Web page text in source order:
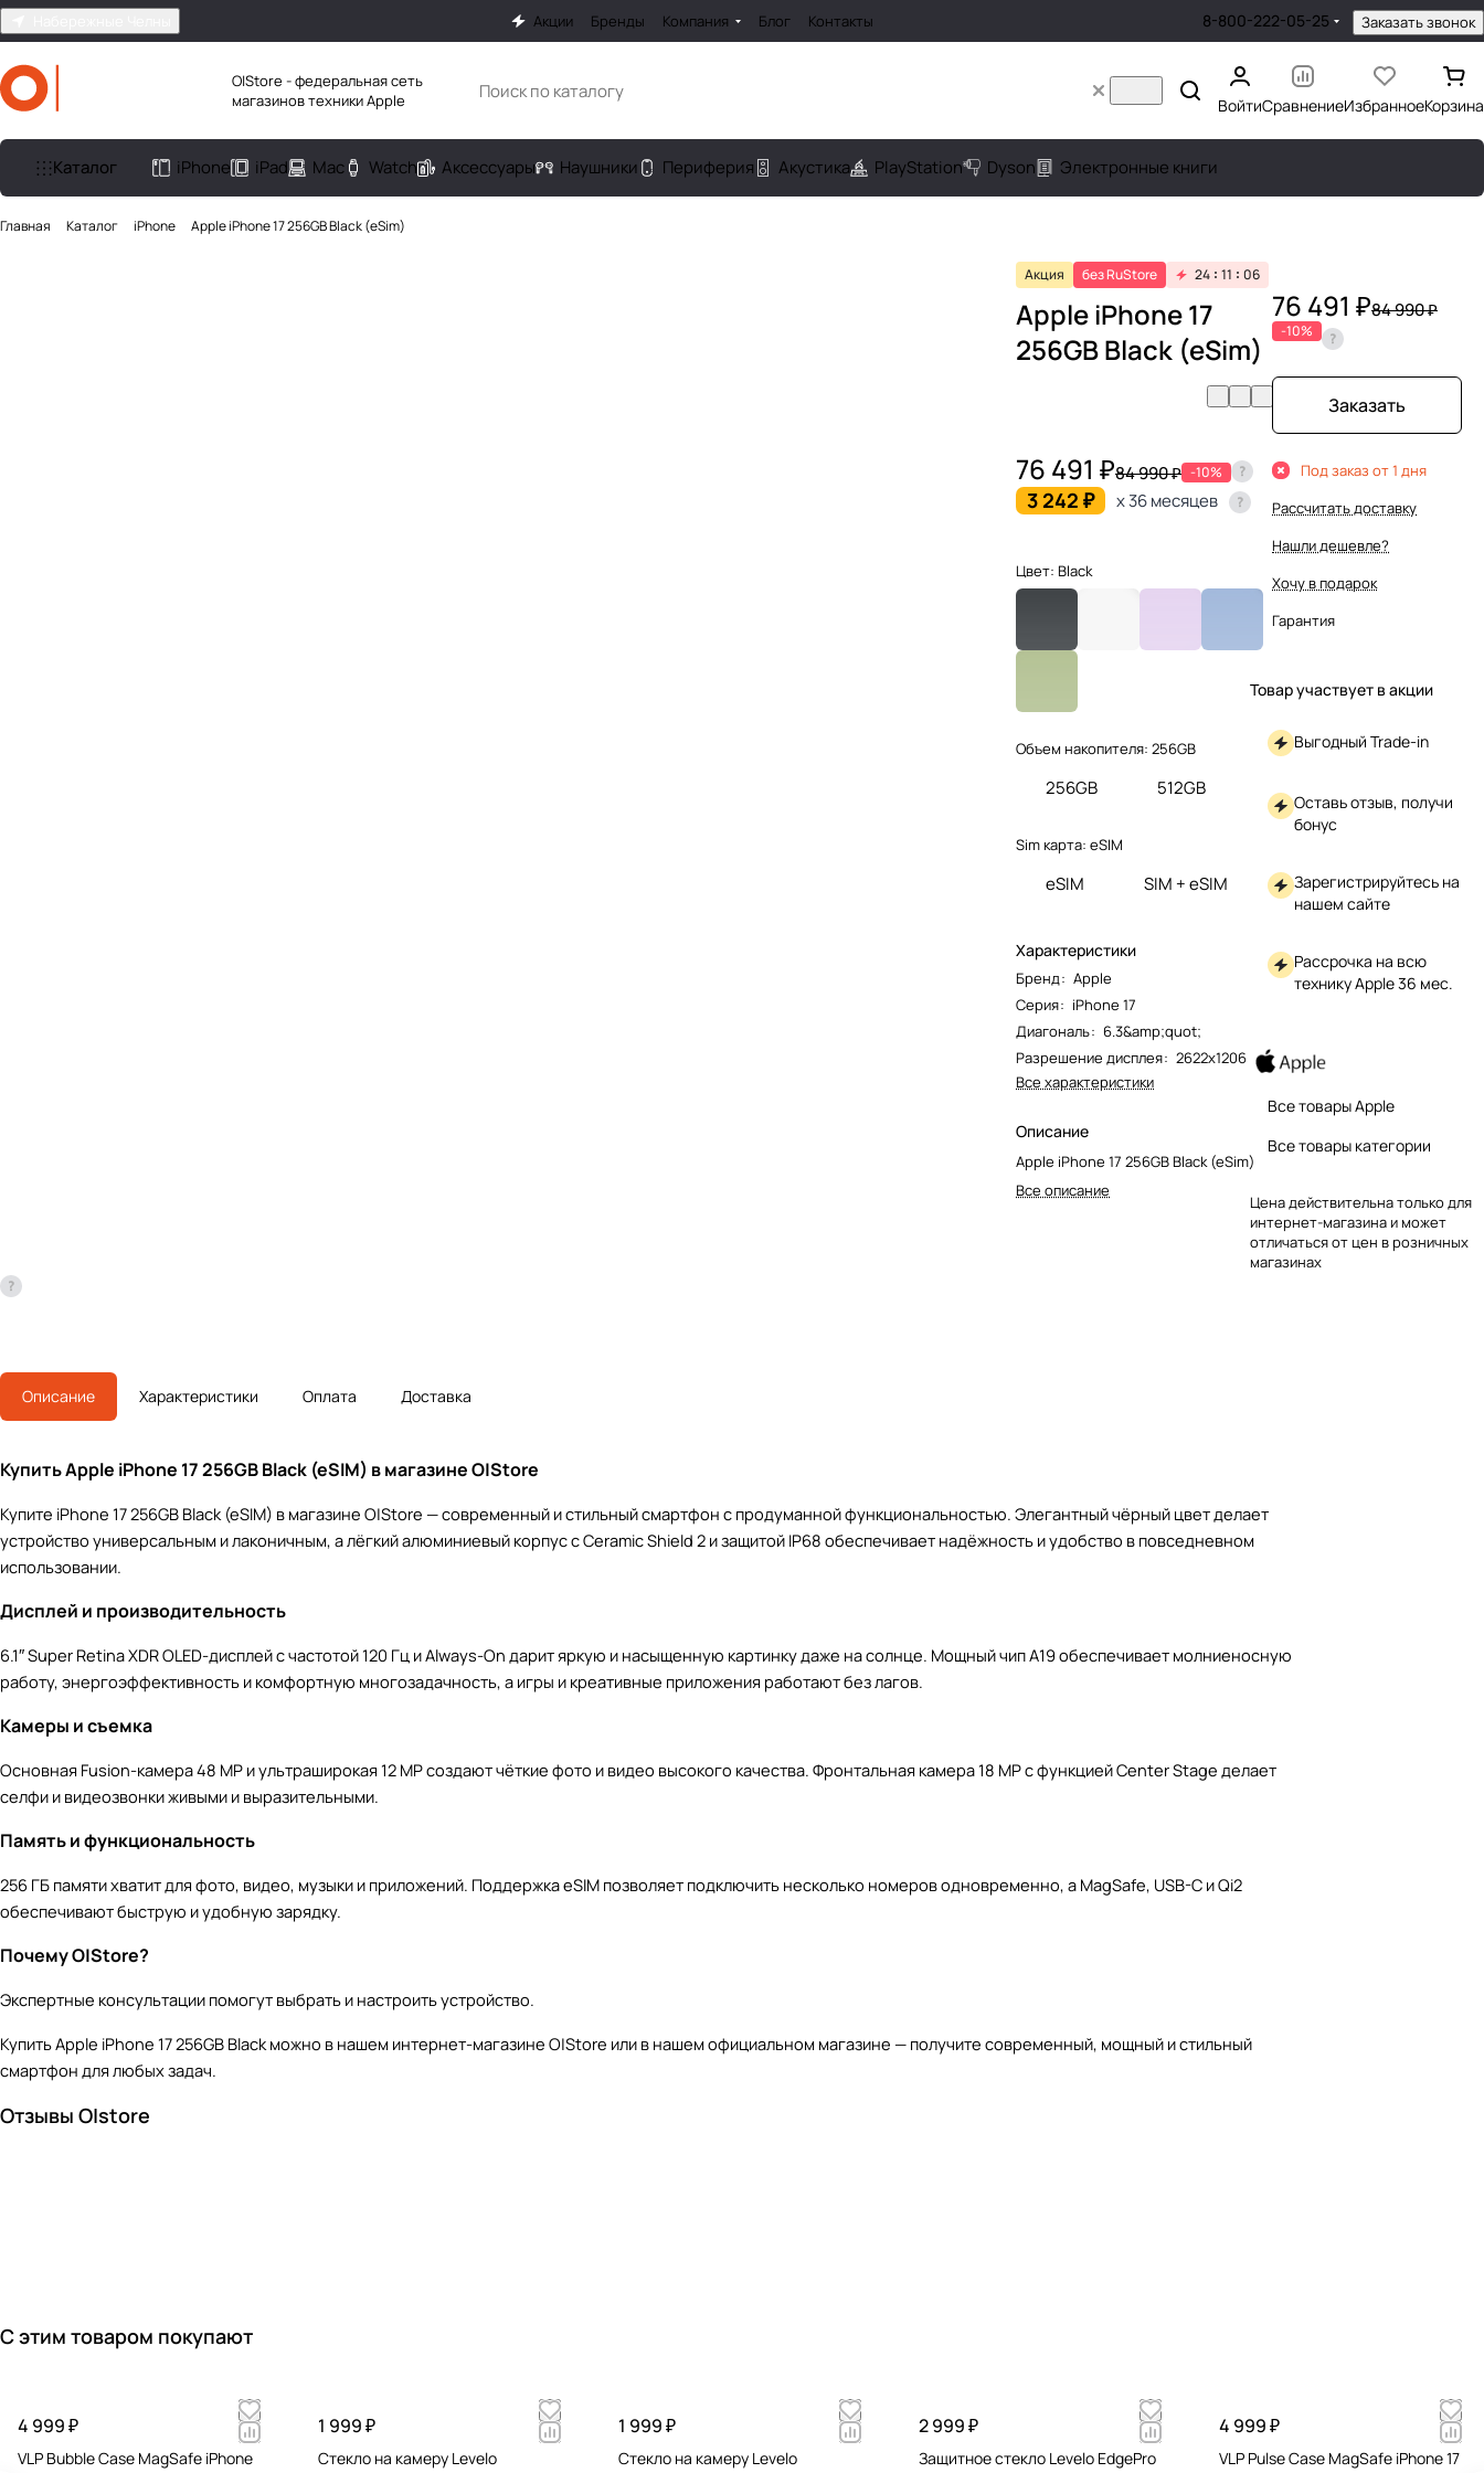
Акции Бренды Компания Блог Контакты 8-800-222-05-25 Заказать звонок
O|Store - федеральная сеть
магазинов техники Apple
ВойтиСравнениеИзбранноеКорзина
Каталог iPhone iPad Mac Watch Аксесcуары Наушники Периферия Акустика PlayStation Dyson Электронные книги
Главная Каталог iPhone Apple iPhone 17 256GB Black (eSim)
Акция без RuStore 24 11 06
Apple iPhone 17
256GB Black (eSim)
76 491 ₽84 990 ₽ -10%
3 242 ₽ x 36 месяцев
Цвет: Black
Объем накопителя: 256GB
256GB 512GB
Sim карта: eSIM
eSIM SIM + eSIM
Характеристики
Бренд: Apple
Серия: iPhone 17
Диагональ: 6.3&amp;quot;
Разрешение дисплея: 2622x1206
Все характеристики
Описание
Apple iPhone 17 256GB Black (eSim)
Все описание
76 491 ₽84 990 ₽
-10%
Заказать
Под заказ от 1 дня
Рассчитать доставку
Нашли дешевле?
Хочу в подарок
Гарантия
Товар участвует в акции
Выгодный Trade-in
Оставь отзыв, получи
бонус
Зарегистрируйтесь на
нашем сайте
Рассрочка на всю
технику Apple 36 мес.
Все товары Apple
Все товары категории
Цена действительна только для
интернет-магазина и может
отличаться от цен в розничных
магазинах
Описание Характеристики Оплата Доставка
Купить Apple iPhone 17 256GB Black (eSIM) в магазине O|Store
Купите iPhone 17 256GB Black (eSIM) в магазине O|Store — современный и стильный смартфон с продуманной функциональностью. Элегантный чёрный цвет делает
устройство универсальным и лаконичным, а лёгкий алюминиевый корпус с Ceramic Shield 2 и защитой IP68 обеспечивает надёжность и удобство в повседневном
использовании.
Дисплей и производительность
6.1″ Super Retina XDR OLED-дисплей с частотой 120 Гц и Always-On дарит яркую и насыщенную картинку даже на солнце. Мощный чип A19 обеспечивает молниеносную
работу, энергоэффективность и комфортную многозадачность, а игры и креативные приложения работают без лагов.
Камеры и съемка
Основная Fusion-камера 48 MP и ультраширокая 12 MP создают чёткие фото и видео высокого качества. Фронтальная камера 18 MP с функцией Center Stage делает
селфи и видеозвонки живыми и выразительными.
Память и функциональность
256 ГБ памяти хватит для фото, видео, музыки и приложений. Поддержка eSIM позволяет подключить несколько номеров одновременно, а MagSafe, USB-C и Qi2
обеспечивают быструю и удобную зарядку.
Почему O|Store?
Экспертные консультации помогут выбрать и настроить устройство.
Купить Apple iPhone 17 256GB Black можно в нашем интернет-магазине O|Store или в нашем официальном магазине — получите современный, мощный и стильный
смартфон для любых задач.
Отзывы O|store
С этим товаром покупают
4 999 ₽
VLP Bubble Case MagSafe iPhone
1 999 ₽
Стекло на камеру Levelo
1 999 ₽
Стекло на камеру Levelo
2 999 ₽
Защитное стекло Levelo EdgePro
4 999 ₽
VLP Pulse Case MagSafe iPhone 17